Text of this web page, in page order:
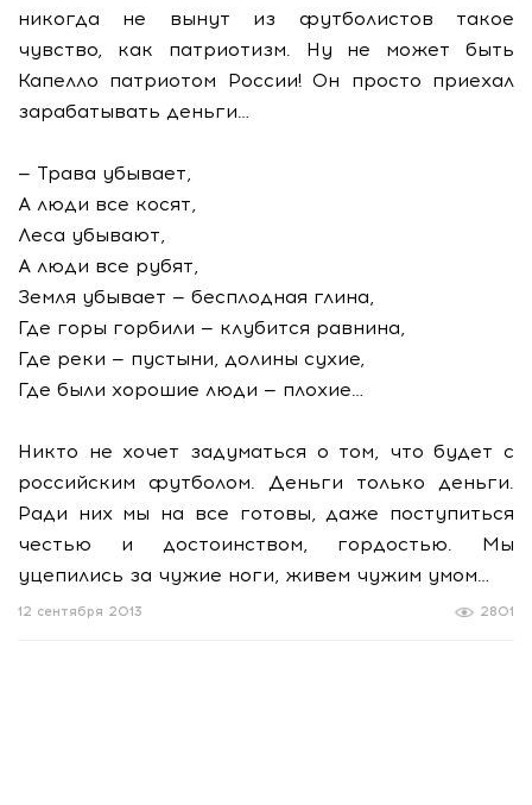
никогда не вынут из футболистов такое
чувство, как патриотизм. Ну не может быть
Капелло патриотом России! Он просто приехал
зарабатывать деньги…
— Трава убывает,
А люди все косят,
Леса убывают,
А люди все рубят,
Земля убывает — бесплодная глина,
Где горы горбили — клубится равнина,
Где реки — пустыни, долины сухие,
Где были хорошие люди — плохие…
Никто не хочет задуматься о том, что будет с
российским футболом. Деньги только деньги.
Ради них мы на все готовы, даже поступиться
честью и достоинством, гордостью. Мы
уцепились за чужие ноги, живем чужим умом…
2801
12 сентября 2013